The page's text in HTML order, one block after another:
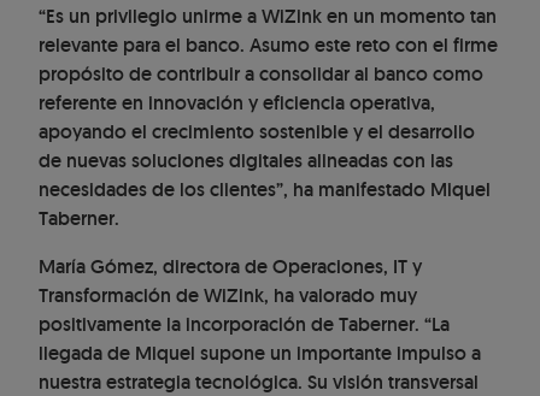
“Es un privilegio unirme a WiZink en un momento tan
relevante para el banco. Asumo este reto con el firme
propósito de contribuir a consolidar al banco como
referente en innovación y eficiencia operativa,
apoyando el crecimiento sostenible y el desarrollo
de nuevas soluciones digitales alineadas con las
necesidades de los clientes”, ha manifestado Miquel
Taberner.
María Gómez, directora de Operaciones, IT y
Transformación de WiZink, ha valorado muy
positivamente la incorporación de Taberner. “La
llegada de Miquel supone un importante impulso a
nuestra estrategia tecnológica. Su visión transversal